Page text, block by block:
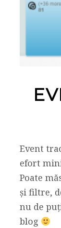
Event
efort
Poate
şi filtre,
nu de
blog